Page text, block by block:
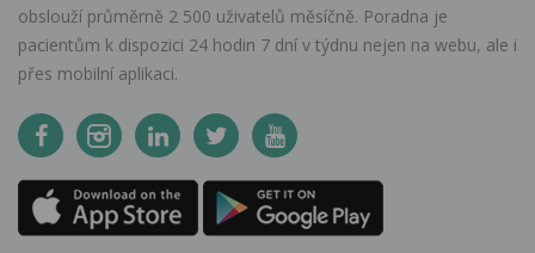
obslouží průměrně 2 500 uživatelů měsíčně. Poradna je
pacientům k dispozici 24 hodin 7 dní v týdnu nejen na webu, ale i
přes mobilní aplikaci.